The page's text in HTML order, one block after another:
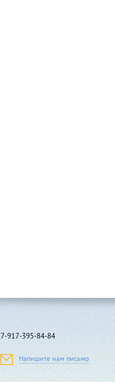
917-395-84-84
Напишите нам письмо